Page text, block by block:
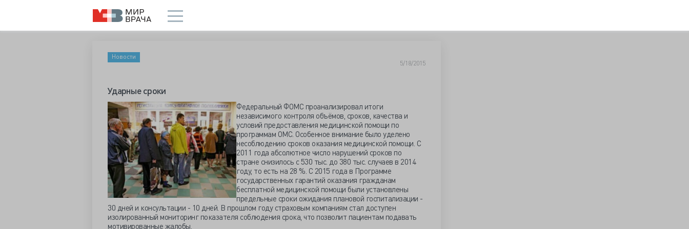
Новости
5/18/2015
Ударные сроки
Федеральный ФОМС проанализировал итоги
независимого контроля объёмов, сроков, качества и
условий предоставления медицинской помощи по
программам ОМС. Особенное внимание было уделено
несоблюдению сроков оказания медицинской помощи. С
2011 года абсолютное число нарушений сроков по
стране снизилось с 530 тыс. до 380 тыс. случаев в 2014
году, то есть на 28 %. С 2015 года в Программе
государственных гарантий оказания гражданам
бесплатной медицинской помощи были установлены
предельные сроки ожидания плановой госпитализации -
30 дней и консультации - 10 дней. В прошлом году страховым компаниям стал доступен
изолированный мониторинг показателя соблюдения срока, что позволит пациентам подавать
мотивированные жалобы.